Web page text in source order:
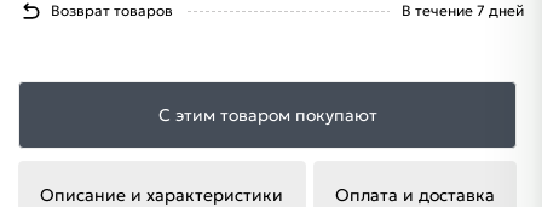
Возврат товаров В течение 7 дней
С этим товаром покупают
Описание и характеристики Оплата и доставка